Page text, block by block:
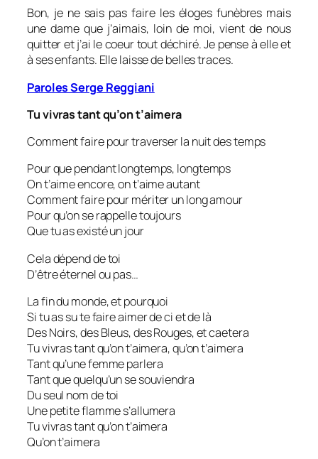
Bon, je ne sais pas faire les éloges funèbres mais
une dame que j’aimais, loin de moi, vient de nous
quitter et j’ai le coeur tout déchiré. Je pense à elle et
à ses enfants. Elle laisse de belles traces.
Paroles Serge Reggiani
Tu vivras tant qu’on t’aimera
Comment faire pour traverser la nuit des temps
Pour que pendant longtemps, longtemps
On t’aime encore, on t’aime autant
Comment faire pour mériter un long amour
Pour qu’on se rappelle toujours
Que tu as existé un jour
Cela dépend de toi
D’être éternel ou pas…
La fin du monde, et pourquoi
Si tu as su te faire aimer de ci et de là
Des Noirs, des Bleus, des Rouges, et caetera
Tu vivras tant qu’on t’aimera, qu’on t’aimera
Tant qu’une femme parlera
Tant que quelqu’un se souviendra
Du seul nom de toi
Une petite flamme s’allumera
Tu vivras tant qu’on t’aimera
Qu’on t’aimera